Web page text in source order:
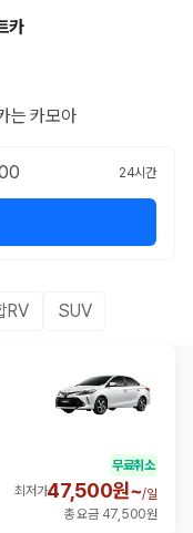
카
는 카모아
24시간
RV SUV
무료취소
최저가47,500원~/일
총 요금 47,500원